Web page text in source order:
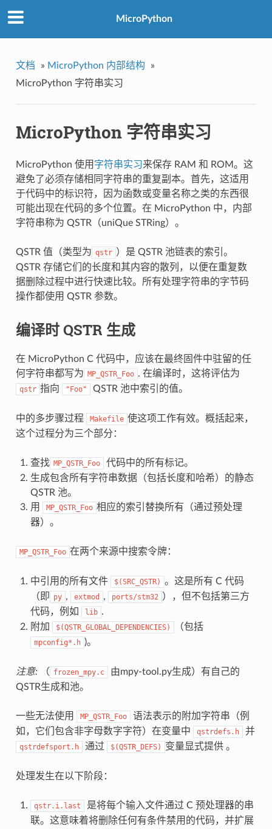
MicroPython
文档 » MicroPython 内部结构
»
MicroPython 字符串实习
MicroPython 字符串实习
MicroPython 使用 字符串实习来保存 RAM 和 ROM。这
避免了必须存储相同字符串的重复副本。首先，这适用
于代码中的标识符，因为函数或变量名称之类的东西很
可能出现在代码的多个位置。在 MicroPython 中，内部
字符串称为 QSTR（uniQue STRing）。
QSTR 值（类型为 qstr ）是 QSTR 池链表的索引。
QSTR 存储它们的长度和其内容的散列，以便在重复数
据删除过程中进行快速比较。所有处理字符串的字节码
操作都使用 QSTR 参数。
编译时 QSTR 生成
在 MicroPython C 代码中，应该在最终固件中驻留的任
何字符串都写为 MP_QSTR_Foo . 在编译时，这将评估为
qstr 指向 "Foo" QSTR 池中索引的值。
中的多步骤过程 Makefile 使这项工作有效。概括起来，
这个过程分为三个部分：
查找 MP_QSTR_Foo
代码中的所有标记。
生成包含所有字符串数据（包括长度和哈希）的静态
QSTR 池。
用
MP_QSTR_Foo 相应的索引替换所有（通过预处理
器）。
MP_QSTR_Foo 在两个来源中搜索令牌：
中引用的所有文件 $(SRC_QSTR) 。这是所有 C 代码
（即 py , extmod , ports/stm32 ），但不包括第三方
代码，例如
lib .
附加
$(QSTR_GLOBAL_DEPENDENCIES) （包括
mpconfig*.h )。
注意: （ frozen_mpy.c
由mpy-tool.py生成）有自己的
QSTR生成和池。
一些无法使用 MP_QSTR_Foo
语法表示的附加字符串（例
如，它们包含非字母数字字符）在变量中
qstrdefs.h 并
qstrdefsport.h 通过 $(QSTR_DEFS) 变量显式提供 。
处理发生在以下阶段：
qstr.i.last
是将每个输入文件通过 C 预处理器的串
联。这意味着将删除任何有条件禁用的代码，并扩展